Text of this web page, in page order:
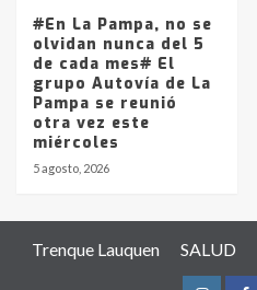
#En La Pampa, no se
olvidan nunca del 5
de cada mes# El
grupo Autovía de La
Pampa se reunió
otra vez este
miércoles
5 agosto, 2026
Trenque Lauquen SALUD